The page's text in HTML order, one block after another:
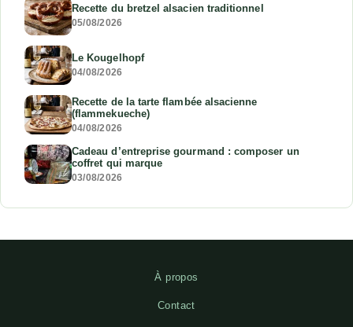
Recette du bretzel alsacien traditionnel
05/08/2026
Le Kougelhopf
04/08/2026
Recette de la tarte flambée alsacienne
(flammekueche)
04/08/2026
Cadeau d’entreprise gourmand : composer un
coffret qui marque
03/08/2026
À propos
Contact